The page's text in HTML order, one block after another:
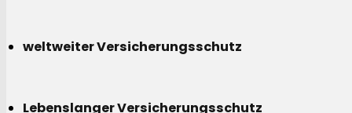
weltweiter Versicherungsschutz
Lebenslanger Versicherungsschutz